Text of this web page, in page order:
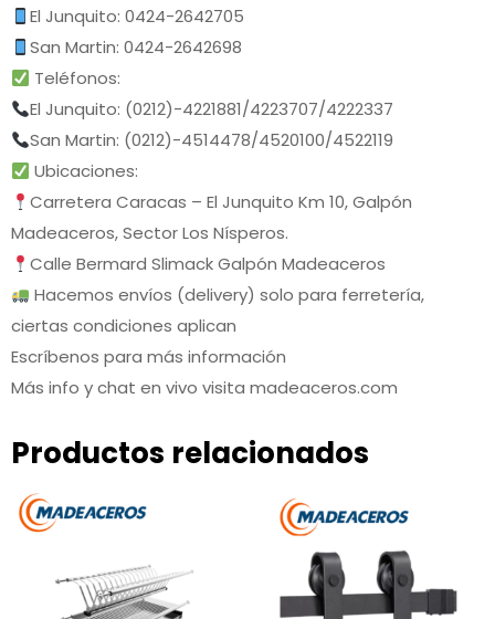
El Junquito: 0424-2642705
San Martin: 0424-2642698
Teléfonos:
El Junquito: (0212)-4221881/4223707/4222337
San Martin: (0212)-4514478/4520100/4522119
Ubicaciones:
Carretera Caracas – El Junquito Km 10, Galpón
Madeaceros, Sector Los Nísperos.
Calle Bermard Slimack Galpón Madeaceros
Hacemos envíos (delivery) solo para ferretería,
ciertas condiciones aplican
Escríbenos para más información
Más info y chat en vivo visita madeaceros.com
Productos relacionados